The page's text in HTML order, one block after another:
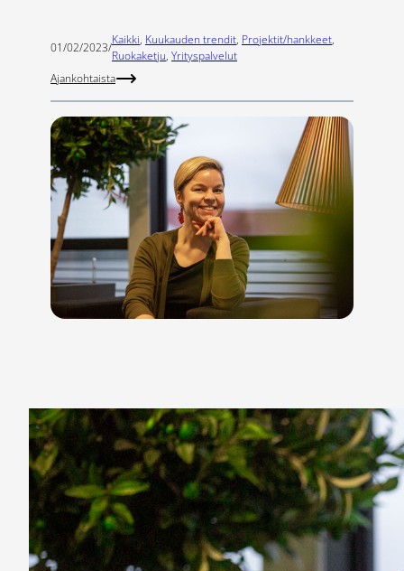
01/02/2023/
Kaikki, Kuukauden trendit, Projektit/hankkeet
Ruokaketju, Yrityspalvelut
Ajankohtaista